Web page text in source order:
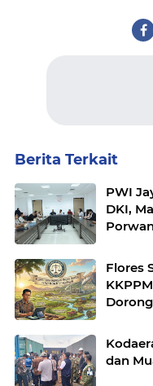
Berita Terkait
PWI
DKI,
Flores
dan